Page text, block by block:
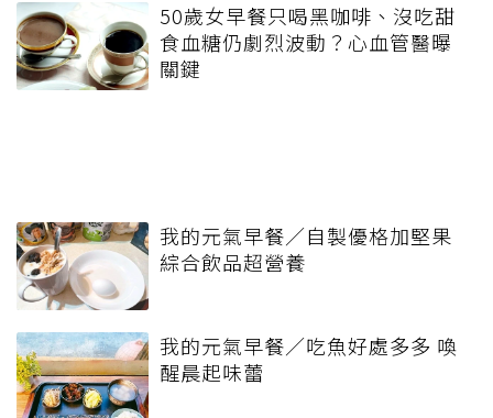
50歲女早餐只喝黑咖啡、沒吃甜
食血糖仍劇烈波動？心血管醫曝
關鍵
我的元氣早餐／自製優格加堅果
綜合飲品超營養
我的元氣早餐／吃魚好處多多 喚
醒晨起味蕾